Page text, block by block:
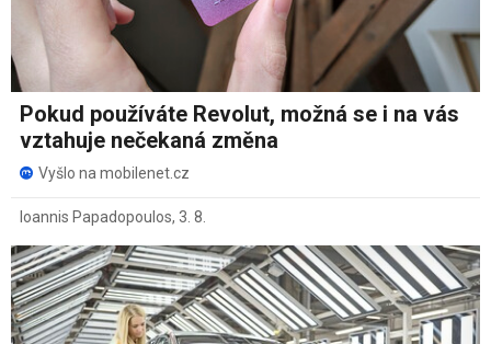
Pokud používáte Revolut, možná se i na vás
vztahuje nečekaná změna
Vyšlo na mobilenet.cz
Ioannis Papadopoulos, 3. 8.